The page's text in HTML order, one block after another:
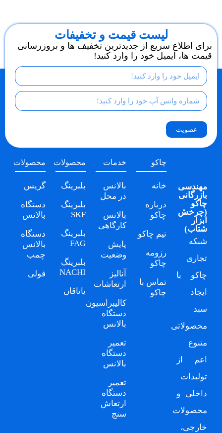
لیست قیمت و تخفیفات
برای اطلاع سریع از جدیدترین تخفیف ها و بروزرسانی
قیمت ها، ایمیل خود را وارد کنید!
عضویت
مهندسی
بازرگانی
چاکو
(چرخش
ابزار
شتاب)
شبکه
تجاری
چاکو با
ایجاد
سبد
محصولاتی
متنوع
اعم از
تولیدات
داخلی و
محصولات
خارجی،
چاکو
خانه
درباره
چاکو
تیم چاکو
رزومه
چاکو
تماس با
چاکو
خدمات
بالانس
در محل
بالانس
کارگاهی
پایش
وضعیت
آنالیز
ارتعاشات
کالیبراسیون
دستگاه
بالانس
تعمیر
دستگاه
بالانس
تعمیر
دستگاه
ارتعاش
سنج
محصولات
بلبرینگ
بلبرینگ
SKF
بلبرینگ
FAG
بلبرینگ
NACHI
یاتاقان
محصولات
گریس
دستگاه
بالانس
دستگاه
بالانس
چمب
فولی